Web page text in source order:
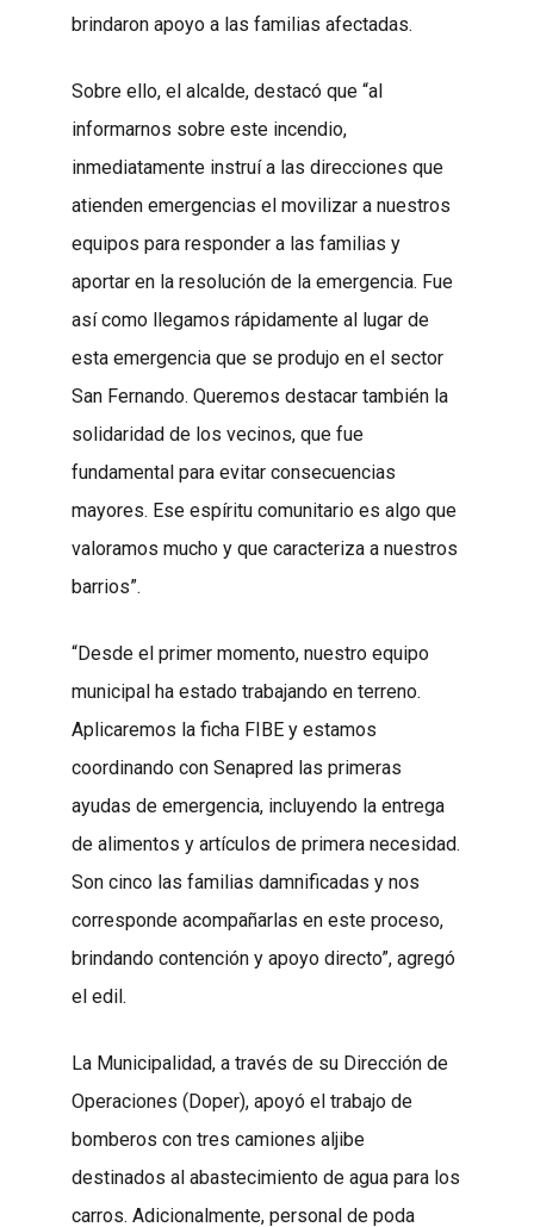
brindaron apoyo a las familias afectadas.
Sobre ello, el alcalde, destacó que “al
informarnos sobre este incendio,
inmediatamente instruí a las direcciones que
atienden emergencias el movilizar a nuestros
equipos para responder a las familias y
aportar en la resolución de la emergencia. Fue
así como llegamos rápidamente al lugar de
esta emergencia que se produjo en el sector
San Fernando. Queremos destacar también la
solidaridad de los vecinos, que fue
fundamental para evitar consecuencias
mayores. Ese espíritu comunitario es algo que
valoramos mucho y que caracteriza a nuestros
barrios”.
“Desde el primer momento, nuestro equipo
municipal ha estado trabajando en terreno.
Aplicaremos la ficha FIBE y estamos
coordinando con Senapred las primeras
ayudas de emergencia, incluyendo la entrega
de alimentos y artículos de primera necesidad.
Son cinco las familias damnificadas y nos
corresponde acompañarlas en este proceso,
brindando contención y apoyo directo”, agregó
el edil.
La Municipalidad, a través de su Dirección de
Operaciones (Doper), apoyó el trabajo de
bomberos con tres camiones aljibe
destinados al abastecimiento de agua para los
carros. Adicionalmente, personal de poda